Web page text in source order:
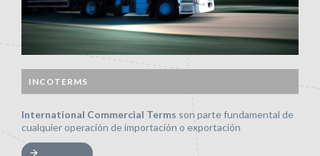
INCOTERMS
International Commercial Terms son parte fundamental de
cualquier operación de importación o exportación